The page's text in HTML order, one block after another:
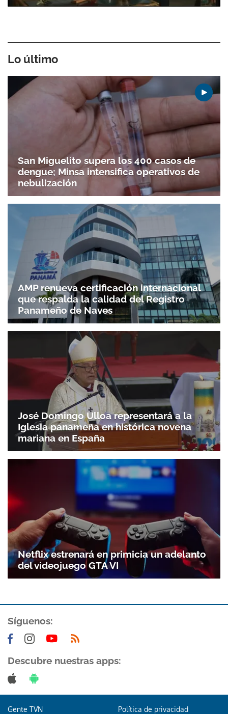
Lo último
San Miguelito supera los 400 casos de
dengue; Minsa intensifica operativos de
nebulización
AMP renueva certificación internacional
que respalda la calidad del Registro
Panameño de Naves
José Domingo Ulloa representará a la
Iglesia panameña en histórica novena
mariana en España
Netflix estrenará en primicia un adelanto
del videojuego GTA VI
Síguenos:
Descubre nuestras apps:
Gente TVN Política de privacidad